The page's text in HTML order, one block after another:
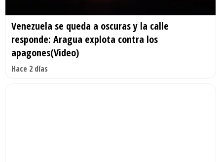
Venezuela se queda a oscuras y la calle
responde: Aragua explota contra los
apagones(Video)
Hace 2 días